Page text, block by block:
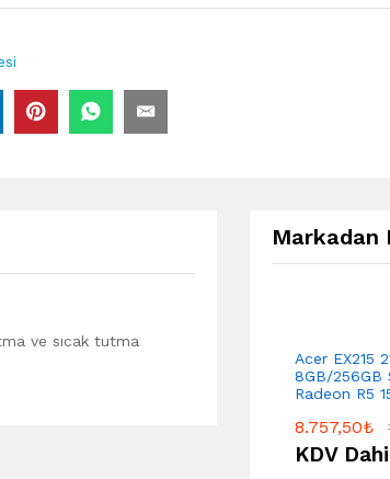
ve sıcak tutma
Markadan
Acer EX215
8GB/256GB
Radeon R5
8.757,50₺
KDV